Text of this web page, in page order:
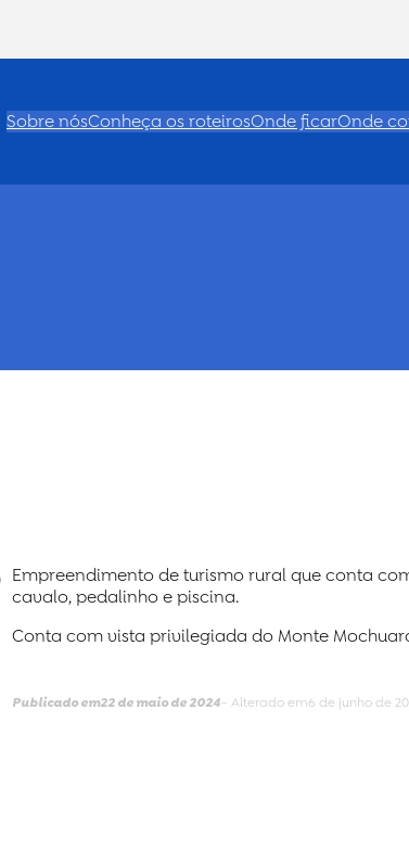
Sobre nósConheça os roteirosOnde ficarOnde
Empreendimento de turismo rural que conta
cavalo, pedalinho e piscina.
Conta com vista privilegiada do Monte
Publicado em22 de maio de 2024– Alterado em6 de junho de